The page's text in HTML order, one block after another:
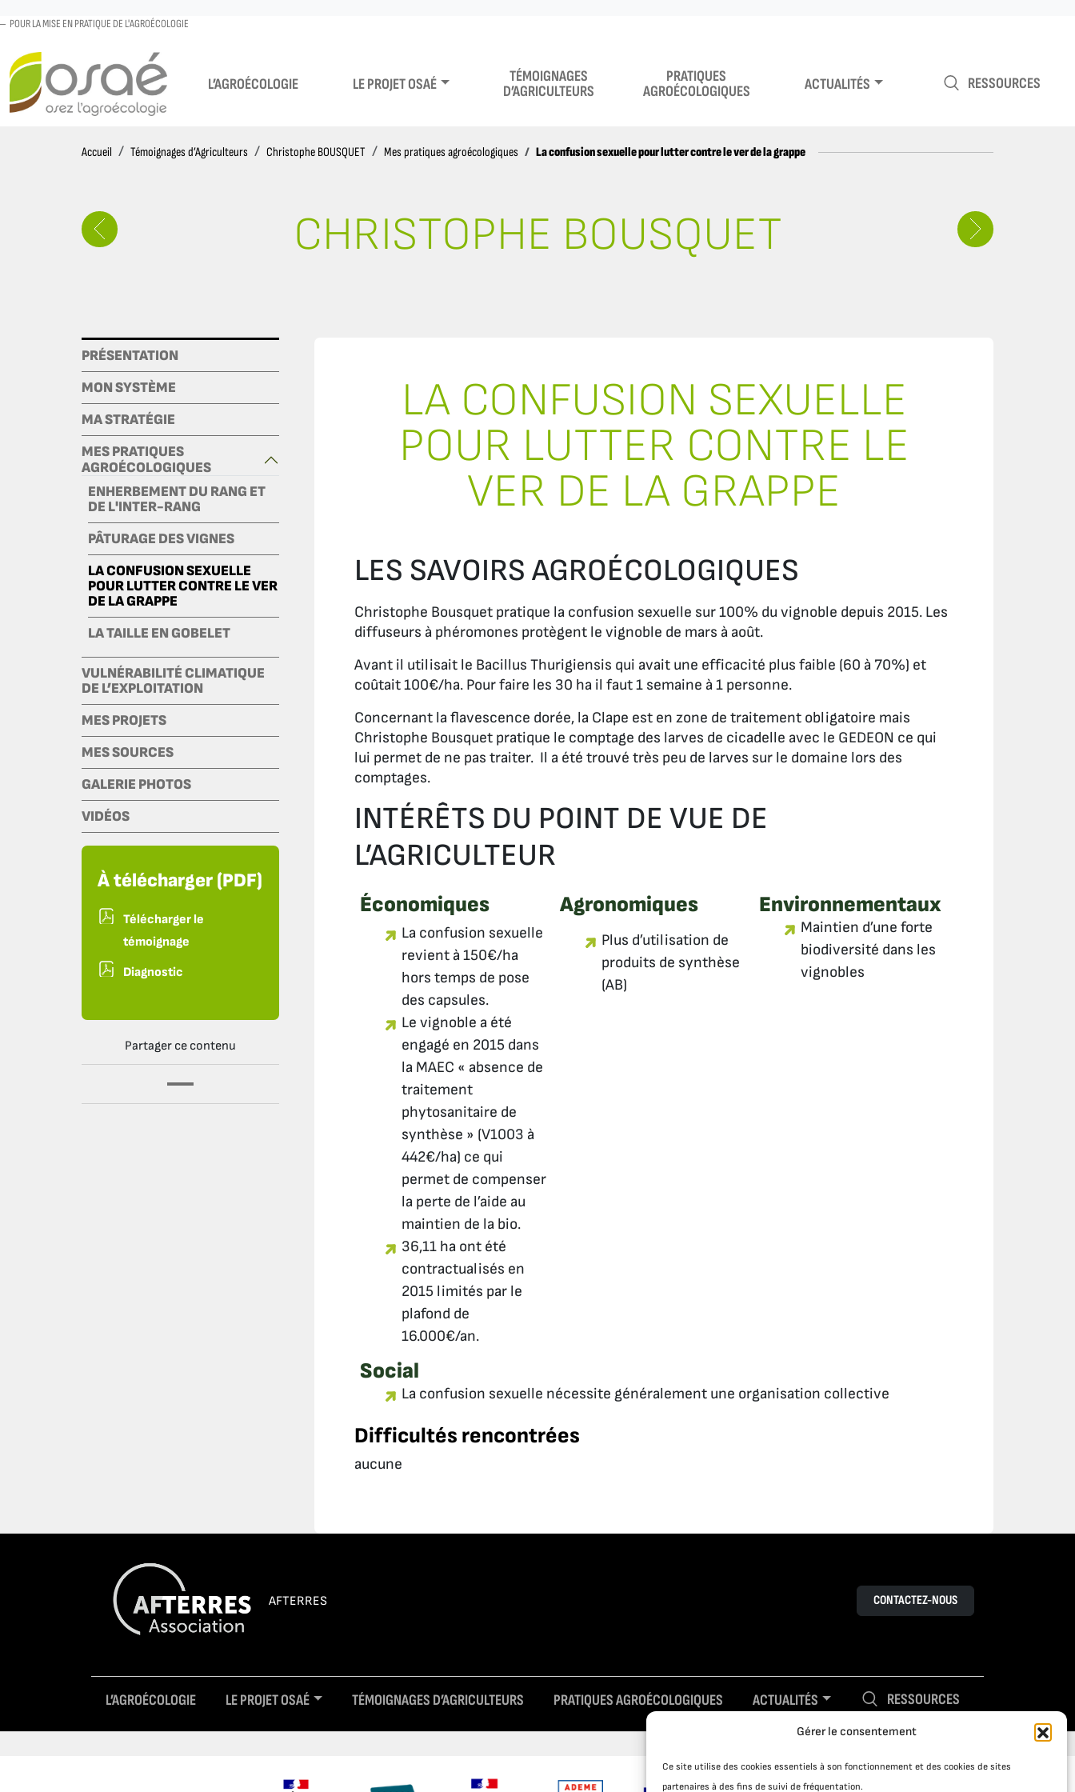
Gérer le consentement
Ce site utilise des cookies essentiels à son fonctionnement et des cookies de sites
partenaires à des fins de suivi de fréquentation.
POUR LA MISE EN PRATIQUE DE L'AGROÉCOLOGIE
L’AGROÉCOLOGIE LE PROJET OSAÉ
TÉMOIGNAGES
D’AGRICULTEURS
PRATIQUES
AGROÉCOLOGIQUES
ACTUALITÉS RESSOURCES
Accueil AccueilTémoignages d’Agriculteurs Christophe BOUSQUET Mes pratiques agroécologiques La confusion sexuelle pour lutter contre le ver de la grappe
CHRISTOPHE BOUSQUET
PRÉSENTATION
MON SYSTÈME
MA STRATÉGIE
MES PRATIQUES
AGROÉCOLOGIQUES
ENHERBEMENT DU RANG ET
DE L'INTER-RANG
PÂTURAGE DES VIGNES
LA CONFUSION SEXUELLE
POUR LUTTER CONTRE LE VER
DE LA GRAPPE
LA TAILLE EN GOBELET
VULNÉRABILITÉ CLIMATIQUE
DE L’EXPLOITATION
MES PROJETS
MES SOURCES
GALERIE PHOTOS
VIDÉOS
À télécharger (PDF)
Télécharger le
témoignage
Diagnostic
Partager ce contenu
LA CONFUSION SEXUELLE
POUR LUTTER CONTRE LE
VER DE LA GRAPPE
LES SAVOIRS AGROÉCOLOGIQUES
Christophe Bousquet pratique la confusion sexuelle sur 100% du vignoble depuis 2015. Les
diffuseurs à phéromones protègent le vignoble de mars à août.
Avant il utilisait le Bacillus Thurigiensis qui avait une efficacité plus faible (60 à 70%) et
coûtait 100€/ha. Pour faire les 30 ha il faut 1 semaine à 1 personne.
Concernant la flavescence dorée, la Clape est en zone de traitement obligatoire mais
Christophe Bousquet pratique le comptage des larves de cicadelle avec le GEDEON ce qui
lui permet de ne pas traiter. Il a été trouvé très peu de larves sur le domaine lors des
comptages.
INTÉRÊTS DU POINT DE VUE DE
L’AGRICULTEUR
Économiques
La confusion sexuelle
revient à 150€/ha
hors temps de pose
des capsules.
Le vignoble a été
engagé en 2015 dans
la MAEC « absence de
traitement
phytosanitaire de
synthèse » (V1003 à
442€/ha) ce qui
permet de compenser
la perte de l’aide au
maintien de la bio.
36,11 ha ont été
contractualisés en
2015 limités par le
plafond de
16.000€/an.
Agronomiques
Plus d’utilisation de
produits de synthèse
(AB)
Environnementaux
Maintien d’une forte
biodiversité dans les
vignobles
Social
La confusion sexuelle nécessite généralement une organisation collective
Difficultés rencontrées
aucune
AFTERRES CONTACTEZ-NOUS
L’AGROÉCOLOGIE LE PROJET OSAÉ TÉMOIGNAGES D’AGRICULTEURS PRATIQUES AGROÉCOLOGIQUES ACTUALITÉS RESSOURCES